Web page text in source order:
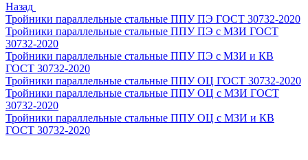
Назад
Тройники параллельные стальные ППУ ПЭ ГОСТ 30732-2020
Тройники параллельные стальные ППУ ПЭ с МЗИ ГОСТ
30732-2020
Тройники параллельные стальные ППУ ПЭ с МЗИ и КВ
ГОСТ 30732-2020
Тройники параллельные стальные ППУ ОЦ ГОСТ 30732-2020
Тройники параллельные стальные ППУ ОЦ с МЗИ ГОСТ
30732-2020
Тройники параллельные стальные ППУ ОЦ с МЗИ и КВ
ГОСТ 30732-2020